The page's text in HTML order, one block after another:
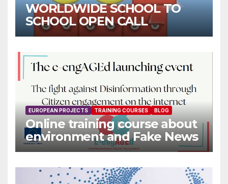
WORLDWIDE SCHOOL TO
SCHOOL OPEN CALL
EUROPEAN PROJECTS TRAINING COURSES BLOG
Online training course about
environment and Fake News